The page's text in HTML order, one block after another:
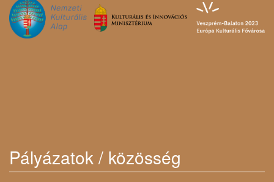
Pályázatok / közösség